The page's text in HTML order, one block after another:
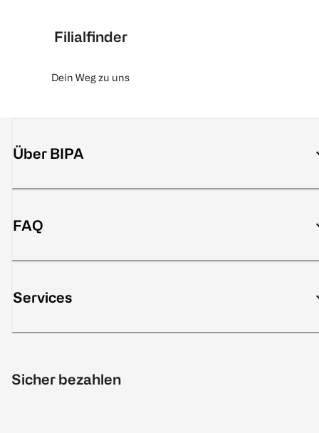
Filialfinder
Dein Weg zu uns
Über BIPA
FAQ
Services
Sicher bezahlen